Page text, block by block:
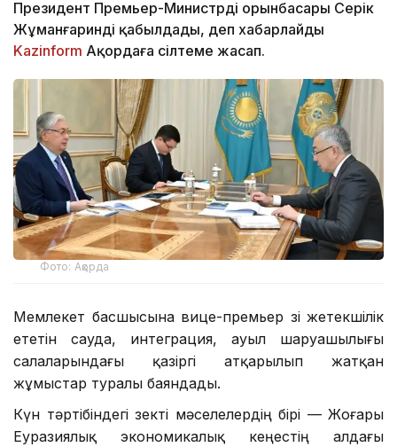
Президент Премьер-Министрдің орынбасары Серік
Жұманғаринді қабылдады, деп хабарлайды
Kazinform Ақордаға сілтеме жасап.
Фото: Ақорда
Мемлекет басшысына вице-премьер өзі жетекшілік
ететін сауда, интеграция, ауыл шаруашылығы
салаларындағы қазіргі атқарылып жатқан
жұмыстар туралы баяндады.
Күн тәртібіндегі өзекті мәселелердің бірі — Жоғары
Еуразиялық экономикалық кеңестің алдағы